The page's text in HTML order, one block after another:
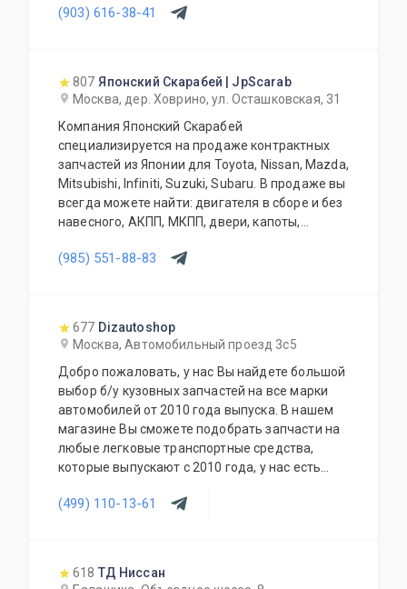
(903) 616-38-41
807 Японский Скарабей | JpScarab
Москва, дер. Ховрино, ул. Осташковская, 31
Компания Японский Скарабей
специализируется на продаже контрактных
запчастей из Японии для Toyota, Nissan, Mazda,
Mitsubishi, Infiniti, Suzuki, Subaru. В продаже вы
всегда можете найти: двигателя в сборе и без
навесного, АКПП, МКПП, двери, капоты,
двери, фары, фонари, телевизоры, радиаторы,
осуществляем доставку по Москве и
Московской области, транспортной компанией
по России и доставку до транспортной
компании.
(985) 551-88-83
677 Dizautoshop
Москва, Автомобильный проезд 3с5
Добро пожаловать, у нас Вы найдете большой
выбор б/у кузовных запчастей на все марки
автомобилей от 2010 года выпуска. В нашем
магазине Вы сможете подобрать запчасти на
любые легковые транспортные средства,
которые выпускают с 2010 года, у нас есть
средства УАЗ, Лада и все иностранные
Mercedes-Benz.
(499) 110-13-61
618 ТД Ниссан